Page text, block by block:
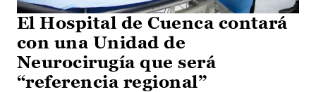
El Hospital de Cuenca contará
con una Unidad de
Neurocirugía que será
“referencia regional”